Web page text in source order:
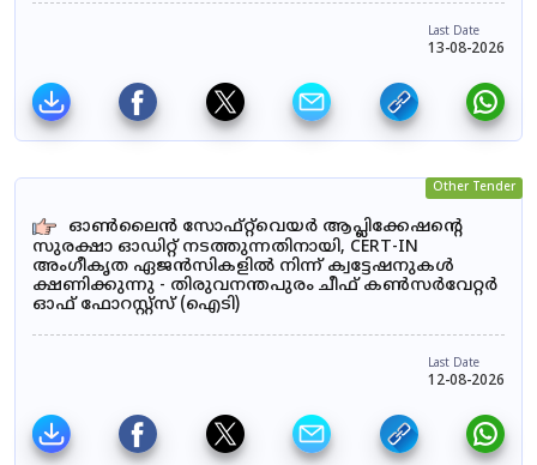
Last Date
13-08-2026
Other Tender
ഓൺലൈൻ സോഫ്റ്റ്‌വെയർ ആപ്ലിക്കേഷന്റെ
സുരക്ഷാ ഓഡിറ്റ് നടത്തുന്നതിനായി, CERT-IN
അംഗീകൃത ഏജൻസികളിൽ നിന്ന് ക്വട്ടേഷനുകൾ
ക്ഷണിക്കുന്നു - തിരുവനന്തപുരം ചീഫ് കൺസർവേറ്റർ
ഓഫ് ഫോറസ്റ്റ്സ് (ഐടി)
Last Date
12-08-2026